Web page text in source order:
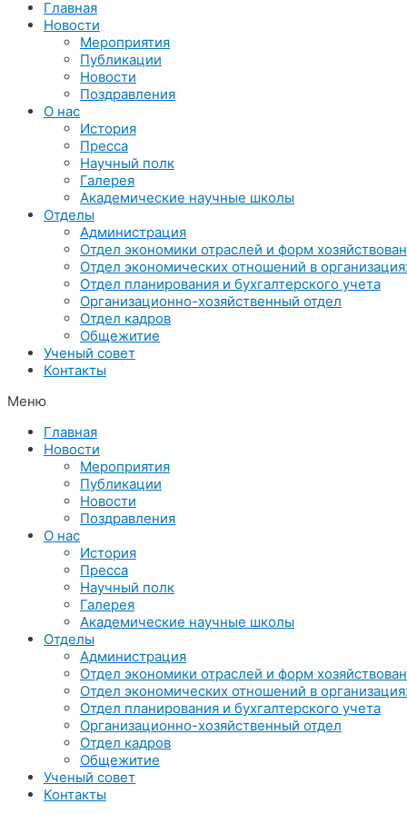
Главная
Новости
Мероприятия
Публикации
Новости
Поздравления
О нас
История
Пресса
Научный полк
Галерея
Академические научные школы
Отделы
Администрация
Отдел экономики отраслей и форм
Отдел экономических отношений в
Отдел планирования и бухгалтерского учета
Организационно-хозяйственный отдел
Отдел кадров
Общежитие
Ученый совет
Контакты
Меню
Главная
Новости
Мероприятия
Публикации
Новости
Поздравления
О нас
История
Пресса
Научный полк
Галерея
Академические научные школы
Отделы
Администрация
Отдел экономики отраслей и форм
Отдел экономических отношений в
Отдел планирования и бухгалтерского учета
Организационно-хозяйственный отдел
Отдел кадров
Общежитие
Ученый совет
Контакты